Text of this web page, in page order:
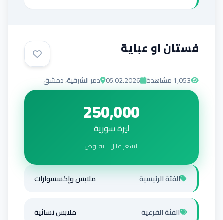
فستان او عباية
1,053مشاهدة 05.02.2026 دمر الشرقية، دمشق
250,000
ليرة سورية
السعر قابل للتفاوض
الفئة الرئيسية ملابس وإكسسوارات
الفئة الفرعية ملابس نسائية